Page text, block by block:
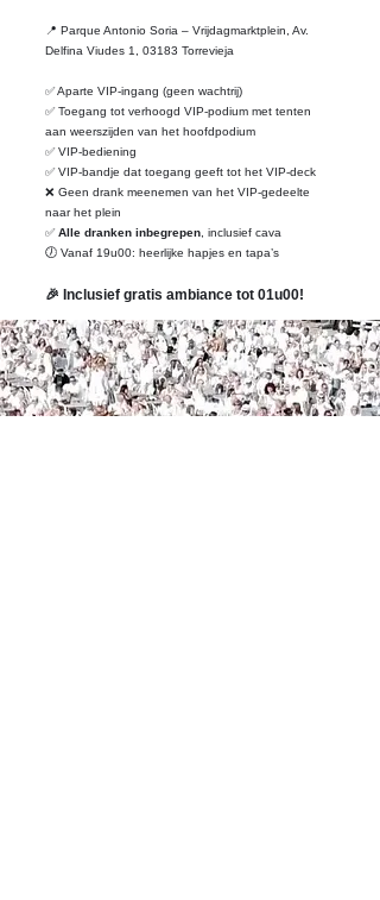
📍 Parque Antonio Soria – Vrijdagmarktplein, Av.
Delfina Viudes 1, 03183 Torrevieja
✅ Aparte VIP-ingang (geen wachtrij)
✅ Toegang tot verhoogd VIP-podium met tenten
aan weerszijden van het hoofdpodium
✅ VIP-bediening
✅ VIP-bandje dat toegang geeft tot het VIP-deck
❌ Geen drank meenemen van het VIP-gedeelte
naar het plein
✅ Alle dranken inbegrepen , inclusief cava
🕖 Vanaf 19u00: heerlijke hapjes en tapa’s
🎉 Inclusief gratis ambiance tot 01u00!